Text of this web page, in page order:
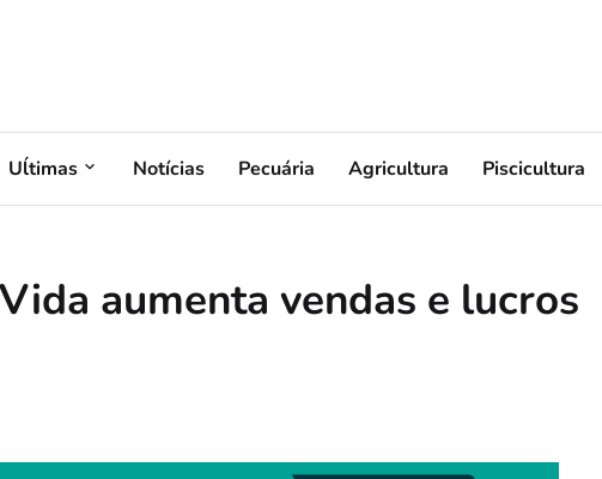
Uĺtimas Notícias Pecuária Agricultura Piscicultura
aumenta vendas e lucros